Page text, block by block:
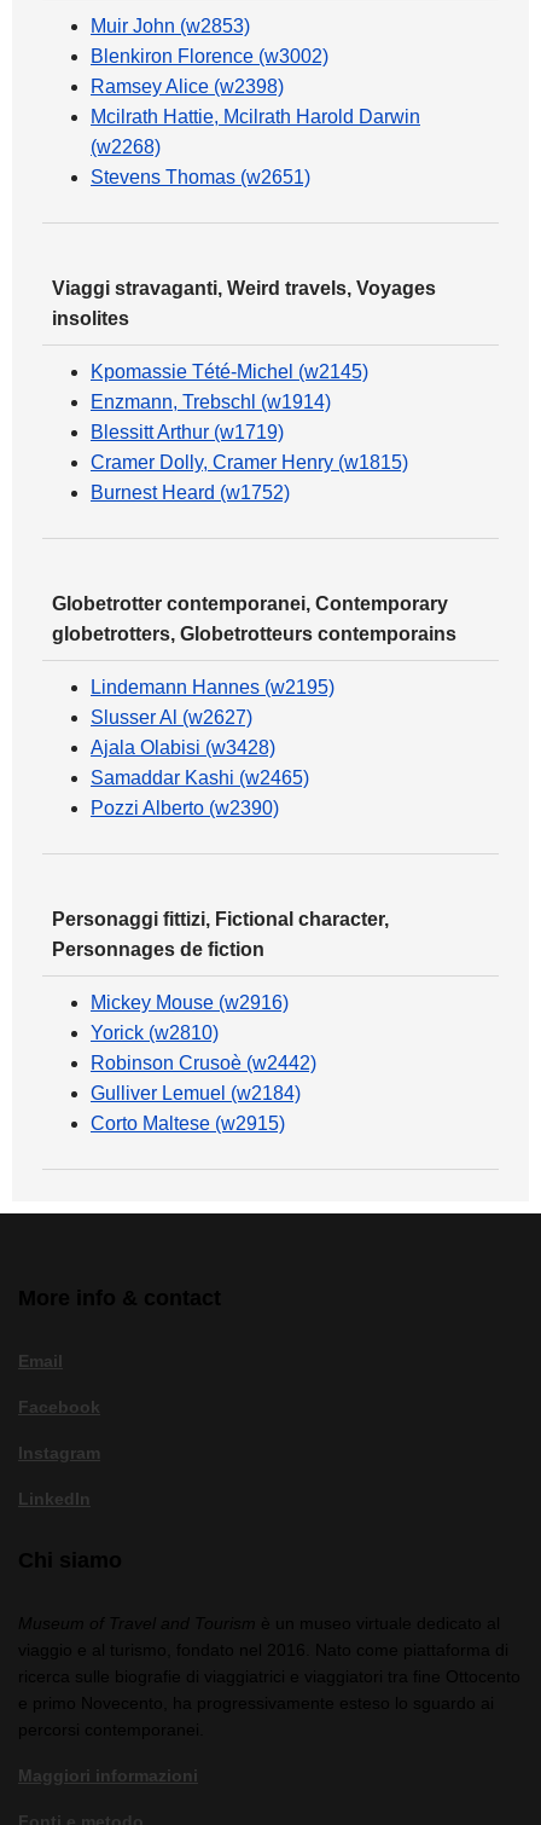
Muir John (w2853)
Blenkiron Florence (w3002)
Ramsey Alice (w2398)
Mcilrath Hattie, Mcilrath Harold Darwin
(w2268)
Stevens Thomas (w2651)
Viaggi stravaganti, Weird travels, Voyages
insolites
Kpomassie Tété-Michel (w2145)
Enzmann, Trebschl (w1914)
Blessitt Arthur (w1719)
Cramer Dolly, Cramer Henry (w1815)
Burnest Heard (w1752)
Globetrotter contemporanei, Contemporary
globetrotters, Globetrotteurs contemporains
Lindemann Hannes (w2195)
Slusser Al (w2627)
Ajala Olabisi (w3428)
Samaddar Kashi (w2465)
Pozzi Alberto (w2390)
Personaggi fittizi, Fictional character,
Personnages de fiction
Mickey Mouse (w2916)
Yorick (w2810)
Robinson Crusoè (w2442)
Gulliver Lemuel (w2184)
Corto Maltese (w2915)
Email
Facebook
Instagram
LinkedIn
Maggiori informazioni